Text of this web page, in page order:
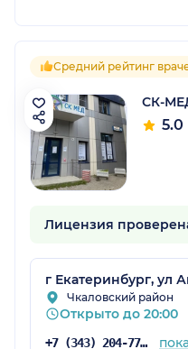
Средний рейтинг
СК-
5.0
Лицензия
г Екатеринбург, ул
Чкаловский район
Открыто до 20:00
+7 (343) 204-77-00